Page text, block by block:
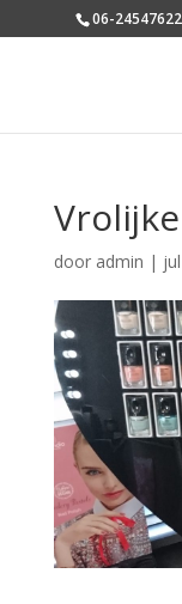
06-24547622
door admin |